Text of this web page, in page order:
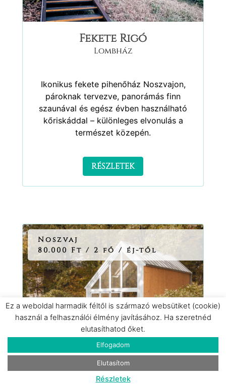
Fekete Rigó
Lombház
Ikonikus fekete pihenőház Noszvajon,
pároknak tervezve, panorámás finn
szaunával és egész évben használható
kőriskáddal – különleges elvonulás a
természet közepén.
RÉSZLETEK
Noszvaj
80.000 Ft / 2 fő / éj-től
Ez a weboldal harmadik féltől is származó websütiket (cookie)
használ a felhasználói élmény javításához. Ha szeretnéd
elutasíthatod őket.
Elfogadom
Elutasítom
Részletek